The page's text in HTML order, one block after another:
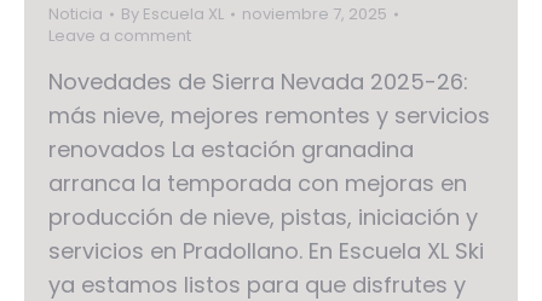
Noticia By Escuela XL
noviembre 7, 2025
Leave a comment
Novedades de Sierra Nevada 2025-26:
más nieve, mejores remontes y servicios
renovados La estación granadina
arranca la temporada con mejoras en
producción de nieve, pistas, iniciación y
servicios en Pradollano. En Escuela XL Ski
ya estamos listos para que disfrutes y